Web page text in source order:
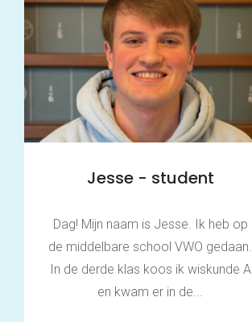
Jesse - student
Dag! Mijn naam is Jesse. Ik heb op
de middelbare school VWO gedaan.
In de derde klas koos ik wiskunde A
en kwam er in de...